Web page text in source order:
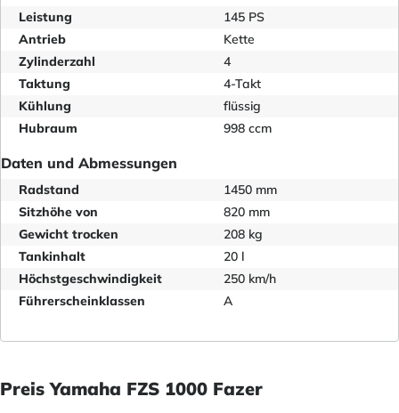
Leistung
145 PS
Antrieb
Kette
Zylinderzahl
4
Taktung
4-Takt
Kühlung
flüssig
Hubraum
998 ccm
Daten und Abmessungen
Radstand
1450 mm
Sitzhöhe von
820 mm
Gewicht trocken
208 kg
Tankinhalt
20 l
Höchstgeschwindigkeit
250 km/h
Führerscheinklassen
A
Preis Yamaha FZS 1000 Fazer